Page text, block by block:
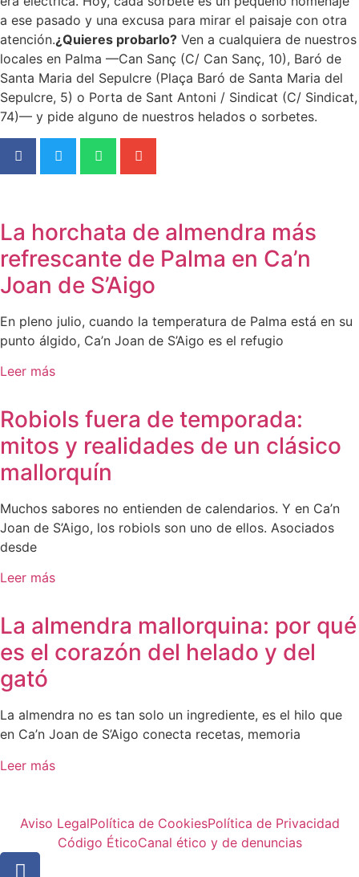
a ese pasado y una excusa para mirar el paisaje con otra
atención.¿Quieres probarlo? Ven a cualquiera de nuestros
locales en Palma —Can Sanç (C/ Can Sanç, 10), Baró de
Santa Maria del Sepulcre (Plaça Baró de Santa Maria del
Sepulcre, 5) o Porta de Sant Antoni / Sindicat (C/ Sindicat,
74)— y pide alguno de nuestros helados o sorbetes.
La horchata de almendra más
refrescante de Palma en Ca’n
Joan de S’Aigo
En pleno julio, cuando la temperatura de Palma está en su
punto álgido, Ca’n Joan de S’Aigo es el refugio
Leer más
Robiols fuera de temporada:
mitos y realidades de un clásico
mallorquín
Muchos sabores no entienden de calendarios. Y en Ca’n
Joan de S’Aigo, los robiols son uno de ellos. Asociados
desde
Leer más
La almendra mallorquina: por qué
es el corazón del helado y del
gató
La almendra no es tan solo un ingrediente, es el hilo que
en Ca’n Joan de S’Aigo conecta recetas, memoria
Leer más
Aviso LegalPolítica de CookiesPolítica de Privacidad
Código ÉticoCanal ético y de denuncias